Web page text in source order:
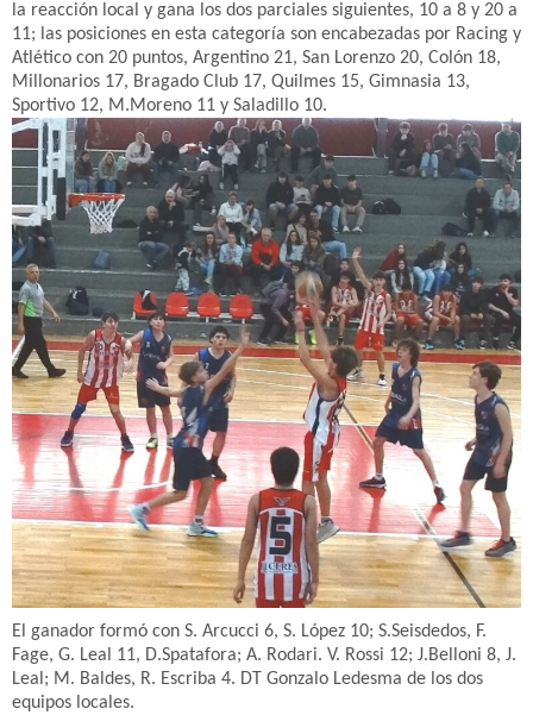
la reacción local y gana los dos parciales siguientes, 10 a 8 y 20 a
11; las posiciones en esta categoría son encabezadas por Racing y
Atlético con 20 puntos, Argentino 21, San Lorenzo 20, Colón 18,
Millonarios 17, Bragado Club 17, Quilmes 15, Gimnasia 13,
Sportivo 12, M.Moreno 11 y Saladillo 10.
El ganador formó con S. Arcucci 6, S. López 10; S.Seisdedos, F.
Fage, G. Leal 11, D.Spatafora; A. Rodari. V. Rossi 12; J.Belloni 8, J.
Leal; M. Baldes, R. Escriba 4. DT Gonzalo Ledesma de los dos
equipos locales.